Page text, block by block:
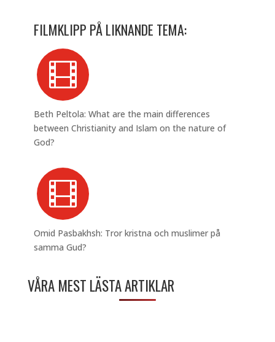
FILMKLIPP PÅ LIKNANDE TEMA:

Beth Peltola: What are the main differences
between Christianity and Islam on the nature of
God?

Omid Pasbakhsh: Tror kristna och muslimer på
samma Gud?
VÅRA MEST LÄSTA ARTIKLAR